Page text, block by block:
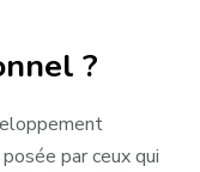
?
par ceux qui